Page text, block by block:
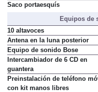
Saco portaesquís
Equipos de
10 altavoces
Antena en la luna posterior
Equipo de sonido Bose
Intercambiador de 6 CD en
guantera
Preinstalación de teléfono
con kit manos libres